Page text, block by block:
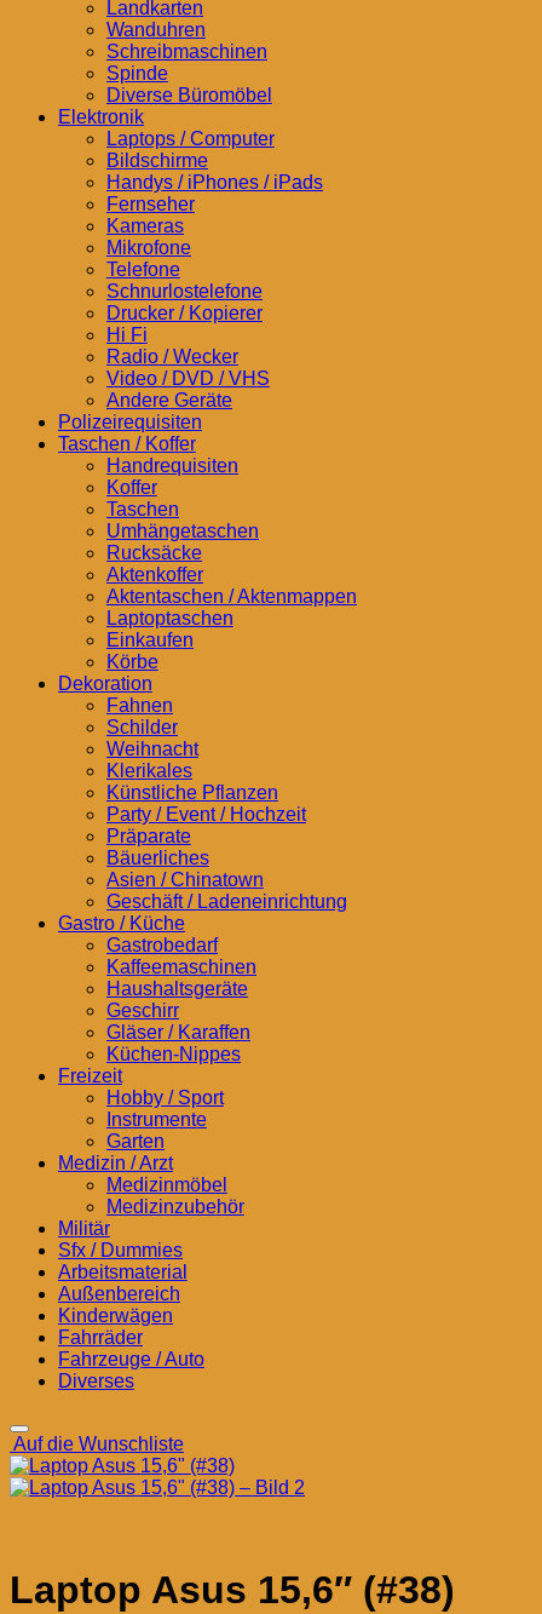
Landkarten
Wanduhren
Schreibmaschinen
Spinde
Diverse Büromöbel
Elektronik
Laptops / Computer
Bildschirme
Handys / iPhones / iPads
Fernseher
Kameras
Mikrofone
Telefone
Schnurlostelefone
Drucker / Kopierer
Hi Fi
Radio / Wecker
Video / DVD / VHS
Andere Geräte
Polizeirequisiten
Taschen / Koffer
Handrequisiten
Koffer
Taschen
Umhängetaschen
Rucksäcke
Aktenkoffer
Aktentaschen / Aktenmappen
Laptoptaschen
Einkaufen
Körbe
Dekoration
Fahnen
Schilder
Weihnacht
Klerikales
Künstliche Pflanzen
Party / Event / Hochzeit
Präparate
Bäuerliches
Asien / Chinatown
Geschäft / Ladeneinrichtung
Gastro / Küche
Gastrobedarf
Kaffeemaschinen
Haushaltsgeräte
Geschirr
Gläser / Karaffen
Küchen-Nippes
Freizeit
Hobby / Sport
Instrumente
Garten
Medizin / Arzt
Medizinmöbel
Medizinzubehör
Militär
Sfx / Dummies
Arbeitsmaterial
Außenbereich
Kinderwägen
Fahrräder
Fahrzeuge / Auto
Diverses
Auf die Wunschliste
Laptop Asus 15,6″ (#38)